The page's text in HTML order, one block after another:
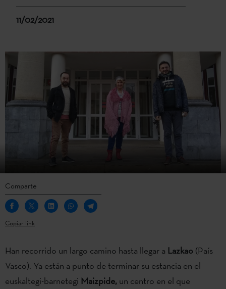
11/02/2021
Comparte
Copiar link
Han recorrido un largo camino hasta llegar a Lazkao (País
Vasco). Ya están a punto de terminar su estancia en el
euskaltegi-barnetegi Maizpide, un centro en el que